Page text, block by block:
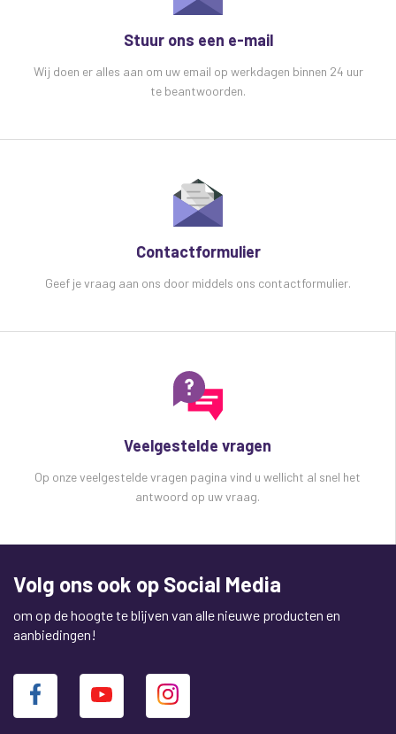
Stuur ons een e-mail
Wij doen er alles aan om uw email op werkdagen binnen 24 uur
te beantwoorden.
Contactformulier
Geef je vraag aan ons door middels ons contactformulier.
Veelgestelde vragen
Op onze veelgestelde vragen pagina vind u wellicht al snel het
antwoord op uw vraag.
Volg ons ook op Social Media
om op de hoogte te blijven van alle nieuwe producten en
aanbiedingen!